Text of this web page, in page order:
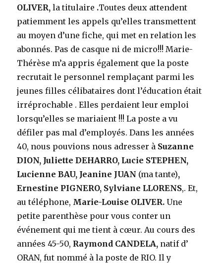
OLIVER, la titulaire .Toutes deux attendent
patiemment les appels qu’elles transmettent
au moyen d’une fiche, qui met en relation les
abonnés. Pas de casque ni de micro!!! Marie-
Thérèse m’a appris également que la poste
recrutait le personnel remplaçant parmi les
jeunes filles célibataires dont l’éducation était
irréprochable . Elles perdaient leur emploi
lorsqu’elles se mariaient !!! La poste a vu
défiler pas mal d’employés. Dans les années
40, nous pouvions nous adresser à Suzanne
DION, Juliette DEHARRO, Lucie STEPHEN,
Lucienne BAU, Jeanine JUAN (ma tante),
Ernestine PIGNERO, Sylviane LLORENS,. Et,
au téléphone, Marie-Louise OLIVER. Une
petite parenthèse pour vous conter un
événement qui me tient à cœur. Au cours des
années 45-50, Raymond CANDELA, natif d’
ORAN, fut nommé à la poste de RIO. Il y